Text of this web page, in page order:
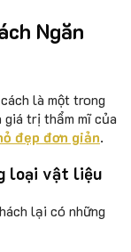
Ngăn
là một trong
trị thẩm mĩ của
đẹp đơn giản.
loại vật liệu
lại có những